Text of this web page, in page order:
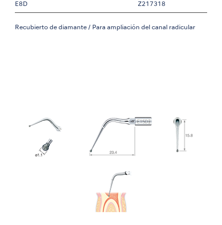
E8D Z217318
Recubierto de diamante / Para ampliación del canal radicular